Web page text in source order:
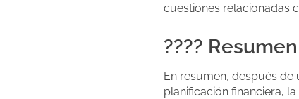
cuestiones relacionadas
????
En resumen, después
planificación financiera,